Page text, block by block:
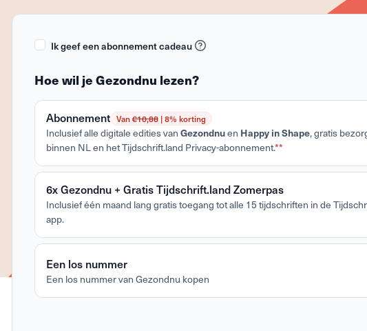
Ik geef een abonnement cadeau
Hoe wil je Gezondnu lezen?
Van€10,88| 8% korting
Abonnement
Inclusief alle digitale edities van Gezondnuen Happy in Shape, gratis
binnen NL en het Tijdschrift.land Privacy-abonnement.**
6x Gezondnu + Gratis Tijdschrift.land Zomerpas
Inclusief één maand lang gratis toegang tot alle 15 tijdschriften in de
app.
Een los nummer
Een los nummer van Gezondnu kopen